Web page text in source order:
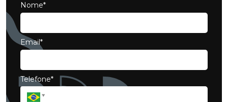
Nome*
Email*
Telefone*